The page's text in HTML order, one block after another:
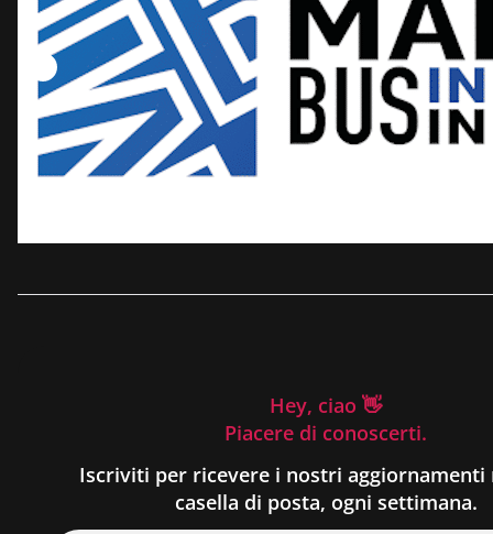
Hey, ciao 👋
Piacere di conoscerti.
Iscriviti per ricevere i nostri aggiornamenti
casella di posta, ogni settimana.